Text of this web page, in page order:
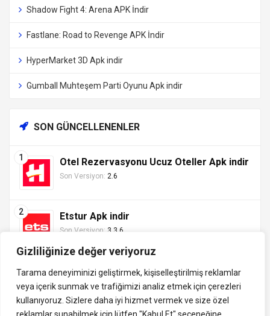
Gizliliğinize değer veriyoruz
Tarama deneyiminizi geliştirmek, kişiselleştirilmiş reklamlar
veya içerik sunmak ve trafiğimizi analiz etmek için çerezleri
kullanıyoruz. Sizlere daha iyi hizmet vermek ve size özel
Shadow Fight 4: Arena APK İndir
Fastlane: Road to Revenge APK İndir
HyperMarket 3D Apk indir
Gumball Muhteşem Parti Oyunu Apk indir
SON GÜNCELLENENLER
Otel Rezervasyonu Ucuz Oteller Apk indir
Son Versiyon: 2.6
Etstur Apk indir
Son Versiyon: 3.3.6
indirVip.com, en güvenilir ve hızlı APK indirme platformudur! En